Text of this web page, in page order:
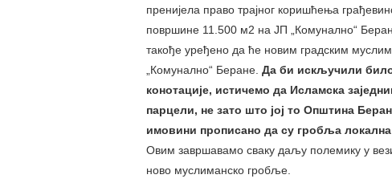
пренијела право трајног коришћења
површине 11.500 м2 на ЈП „Комунално“
такође уређено да ће новим градским
„Комунално“ Беране. Да би искључили
конотације, истичемо да Исламска
парцели, не зато што јој то Општина
имовини прописано да су гробља
Овим завршавамо сваку даљу полемику у
ново муслиманско гробље.